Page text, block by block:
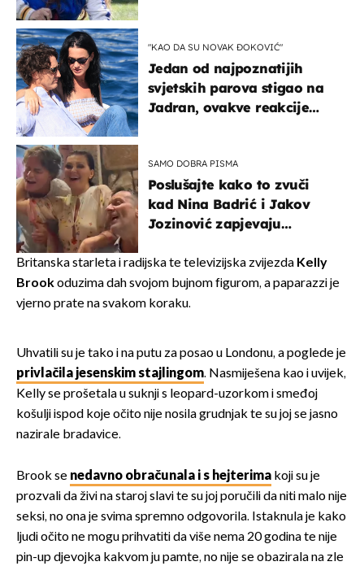
"KAO DA SU NOVAK ĐOKOVIĆ"
Jedan od najpoznatijih
svjetskih parova stigao na
Jadran, ovakve reakcije
SAMO DOBRA PISMA
Poslušajte kako to zvuči
kad Nina Badrić i Jakov
Jozinović zapjevaju
Britanska starleta i radijska te televizijska zvijezda Kelly
Brookoduzima dah svojom bujnom figurom, a paparazzi je
vjerno prate na svakom koraku.
Uhvatili su je tako i na putu za posao u Londonu, a poglede je
privlačila jesenskim stajlingom. Nasmiješena kao i uvijek,
Kelly se prošetala u suknji s leopard-uzorkom i smeđoj
košulji ispod koje očito nije nosila grudnjak te su joj se jasno
nazirale bradavice.
Brook se nedavno obračunala i s hejterima koji su je
prozvali da živi na staroj slavi te su joj poručili da niti malo nije
seksi, no ona je svima spremno odgovorila. Istaknula je kako
ljudi očito ne mogu prihvatiti da više nema 20 godina te nije
pin-up djevojka kakvom ju pamte, no nije se obazirala na zle